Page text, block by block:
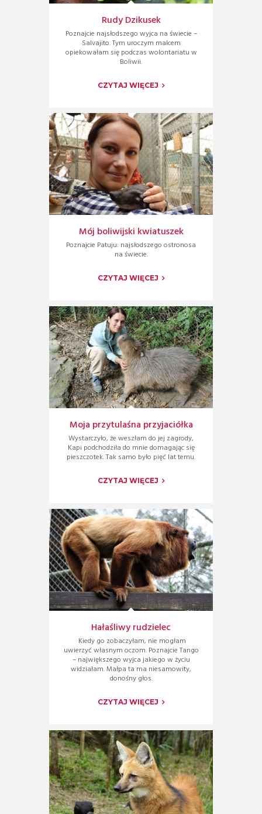
Rudy Dzikusek
Poznajcie najsłodszego wyjca na świecie –
Salvajito. Tym uroczym malcem
opiekowałam się podczas wolontariatu w
Boliwii.
CZYTAJ WIĘCEJ
Mój boliwijski kwiatuszek
Poznajcie Patuju: najsłodszego ostronosa
na świecie.
CZYTAJ WIĘCEJ
Moja przytulaśna przyjaciółka
Wystarczyło, że weszłam do jej zagrody,
Kapi podchodziła do mnie domagając się
pieszczotek. Tak samo było pięć lat temu.
CZYTAJ WIĘCEJ
Hałaśliwy rudzielec
Kiedy go zobaczyłam, nie mogłam
uwierzyć własnym oczom. Poznajcie Tango
– największego wyjca jakiego w życiu
widziałam. Małpa ta ma niesamowity,
donośny głos.
CZYTAJ WIĘCEJ